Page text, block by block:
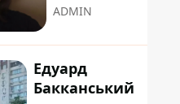
ADMIN
Едуард
Бакканський